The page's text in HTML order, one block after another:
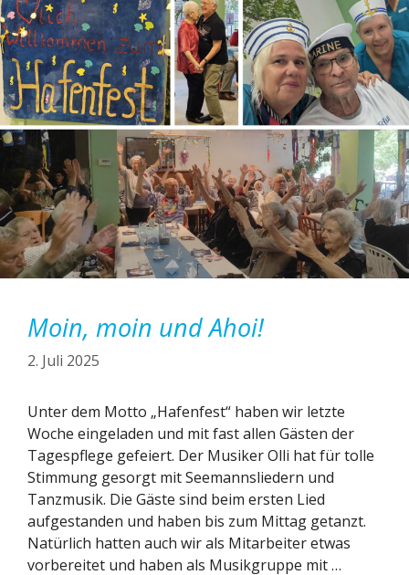
Moin, moin und Ahoi!
2. Juli 2025
Unter dem Motto „Hafenfest“ haben wir letzte
Woche eingeladen und mit fast allen Gästen der
Tagespflege gefeiert. Der Musiker Olli hat für tolle
Stimmung gesorgt mit Seemannsliedern und
Tanzmusik. Die Gäste sind beim ersten Lied
aufgestanden und haben bis zum Mittag getanzt.
Natürlich hatten auch wir als Mitarbeiter etwas
vorbereitet und haben als Musikgruppe mit …